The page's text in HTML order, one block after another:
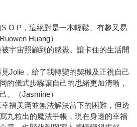
O P，這絕對是一本輕鬆、有趣又易
Huang）
宇宙照顧到的感覺。讓卡住的生活開
Jolie，給了我轉變的契機及正視自己
的儀式步驟讓自己的思緒更加清晰，
。（Jasmine）
福美滿並無法解決當下的困難，但透
九粒出的魔法手帳，現在身邊的幸福